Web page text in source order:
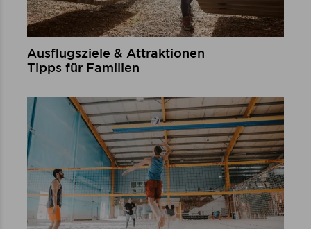
Ausflugsziele & Attraktionen
Tipps für Familien